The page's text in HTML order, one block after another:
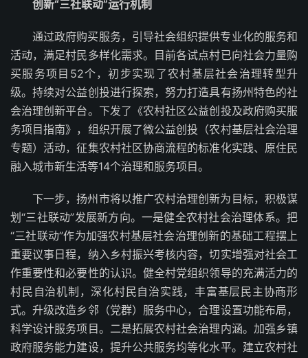
创新“三社联动”运行机制
通过政府购买服务，引导社会组织提供专业化的服务和
活动，满足村民多样化需求。目前各试点村已向社会力量购
买服务项目52个，初步实现了农村基层社会治理转型升
级。持续对公益创投进行探索，努力打造具有扬州特色的社
会治理创新平台。下发了《农村社区公益创投及政府购买服
务项目指南》，组织开展了微公益创投（农村基层社会治理
专题）活动，征集农村社区协商流程的标准化实践、原住民
融入城市新生活等14个治理和服务项目。
下一步，扬州市将以推广农村治理创新为目标，积极谋
划“三社联动”发展新方向。一是健全农村社会治理体系。把
“三社联动”作为加强农村基层社会治理创新的基础工程摆上
重要议事日程，纳入乡村振兴考核内容，切实增强对社会工
作重要性和必要性的认识。健全村党组织领导的充满活力的
村民自治机制，深化村民自治实践，丰富基层民主协商形
式。升级改造乡邻（党群）服务中心，合理设置功能布局，
科学设计服务项目。二是拓展农村社会治理内涵。加强乡镇
政府服务能力建设，提升公共服务均等化水平。建立农村社